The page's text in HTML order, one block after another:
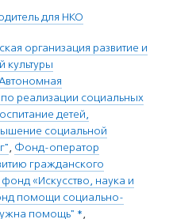
для НКО
организация развитие и
реализации социальных
детей,
социальной
, Фонд-оператор
гражданского
«Искусство, наука и
помощи социально-
помощь" *,